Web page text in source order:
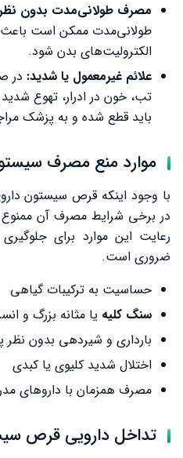
مصرف طولانی‌مدت بدون
طولانی‌مدت ممکن است باعث
الکترولیت‌های بدن شود.
علائم غیرمعمول یا شدید: در
تب، خون در ادرار، تهوع
باید قطع شده و به پزشک
موارد منع مصرف
با وجود اینکه قرص سیستون
در برخی شرایط مصرف آن ممنوع
رعایت این موارد برای
ضروری است.
حساسیت به ترکیبات گیاهی
سنگ کلیه یا مثانه بزرگ و
بارداری و شیردهی بدون
اختلال شدید کلیوی یا کبدی
مصرف همزمان با داروهای
تداخل دارویی قرص